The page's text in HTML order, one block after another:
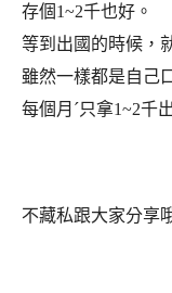
存個1~2千也好。
等到出國的時候，
雖然一樣都是自己
每個月ˊ只拿1~2千
不藏私跟大家分享